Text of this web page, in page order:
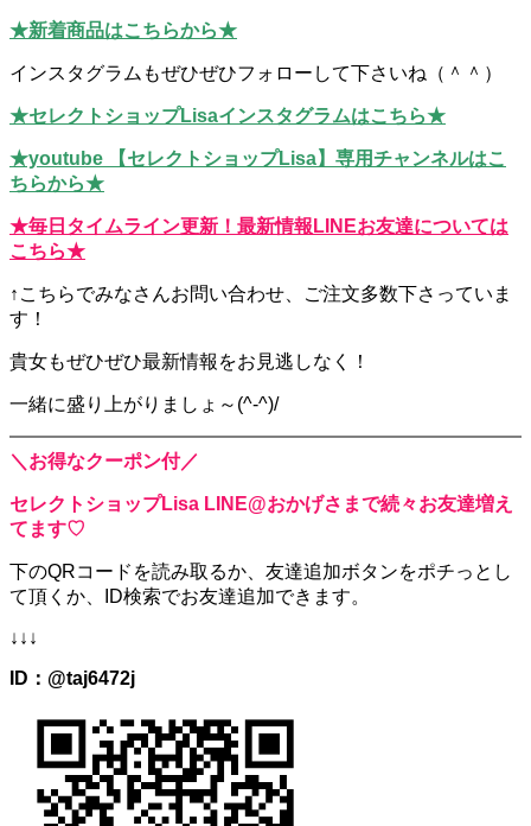
★新着商品はこちらから★
インスタグラムもぜひぜひフォローして下さいね（＾＾）
★セレクトショップLisaインスタグラムはこちら★
★youtube 【セレクトショップLisa】専用チャンネルはこ
ちらから★
★毎日タイムライン更新！最新情報LINEお友達については
こちら★
↑こちらでみなさんお問い合わせ、ご注文多数下さっていま
す！
貴女もぜひぜひ最新情報をお見逃しなく！
一緒に盛り上がりましょ～(^-^)/
＼お得なクーポン付／
セレクトショップLisa LINE@おかげさまで続々お友達増え
てます♡
下のQRコードを読み取るか、 友達追加ボタンをポチっとし
て頂くか、
ID検索でお友達追加できます。
↓↓↓
ID：@taj6472j